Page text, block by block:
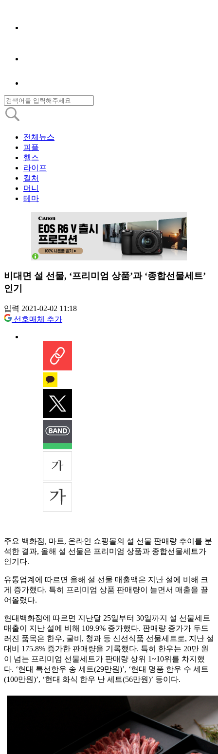
전체뉴스
피플
헬스
라이프
컬처
머니
테마
비대면 설 선물, ‘프리미엄 상품’과 ‘종합선물세트’
인기
입력 2021-02-02 11:18
선호매체 추가
주요 백화점, 마트, 온라인 쇼핑몰의 설 선물 판매량 추이를 분
석한 결과, 올해 설 선물은 프리미엄 상품과 종합선물세트가
인기다.
유통업계에 따르면 올해 설 선물 매출액은 지난 설에 비해 크
게 증가했다. 특히 프리미엄 상품 판매량이 늘면서 매출을 끌
어올렸다.
현대백화점에 따르면 지난달 25일부터 30일까지 설 선물세트
매출이 지난 설에 비해 109.9% 증가했다. 판매량 증가가 두드
러진 품목은 한우, 굴비, 청과 등 신선식품 선물세트로, 지난 설
대비 175.8% 증가한 판매량을 기록했다. 특히 한우는 20만 원
이 넘는 프리미엄 선물세트가 판매량 상위 1~10위를 차지했
다. ‘현대 특선한우 송 세트(29만원)’, ‘현대 명품 한우 수 세트
(100만원)’, ‘현대 화식 한우 난 세트(56만원)’ 등이다.